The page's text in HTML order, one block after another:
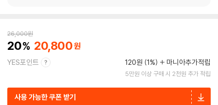
26,000원
20 20,800
YES포인트 120원 (1%) 마니아추가적립
5만원 이상 구매 시 2천원 추가 적립
사용 가능한 쿠폰 받기